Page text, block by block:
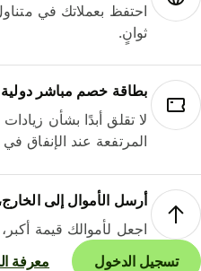
احتفظ بعملاتك في
ثوانٍ.
بطاقة خصم مباشر دولية
لا تقلق أبدًا بشأن
المرتفعة عند الإنفاق في
أرسل الأموال إلى
اجعل لأموالك قيمة أكبر،
تسجيل الدخول
معرفة